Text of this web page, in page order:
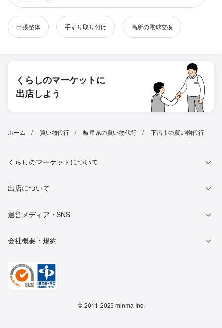
出張整体 手すり取り付け 高所の電球交換
くらしのマーケットに
出店しよう
ホーム 買い物代行 岐阜県の買い物代行 下呂市の買い物代行
くらしのマーケットについて
出店について
運営メディア・SNS
会社概要・規約
© 2011-2026 minma Inc.